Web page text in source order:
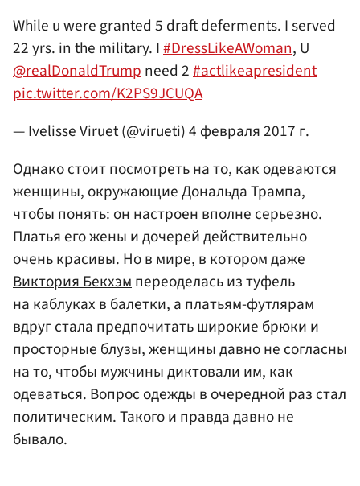
While u were granted 5 draft deferments. I served
22 yrs. in the military. I#DressLikeAWoman, U
@realDonaldTrumpneed 2#actlikeapresident
pic.twitter.com/K2PS9JCUQA
— Ivelisse Viruet (@virueti)4 февраля 2017 г.
Однако стоит посмотреть на то, как одеваются
женщины, окружающие Дональда Трампа,
чтобы понять: он настроен вполне серьезно.
Платья его жены и дочерей действительно
очень красивы. Но в мире, в котором даже
Виктория Бекхэмпереоделась из туфель
на каблуках в балетки, а платьям-футлярам
вдруг стала предпочитать широкие брюки и
просторные блузы, женщины давно не согласны
на то, чтобы мужчины диктовали им, как
одеваться. Вопрос одежды в очередной раз стал
политическим. Такого и правда давно не
бывало.